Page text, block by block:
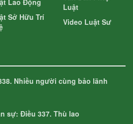
Sở Hữu Trí
Luật
Video Luật Sư
Nhiều người cùng bảo lãnh
sự: Điều 337. Thù lao